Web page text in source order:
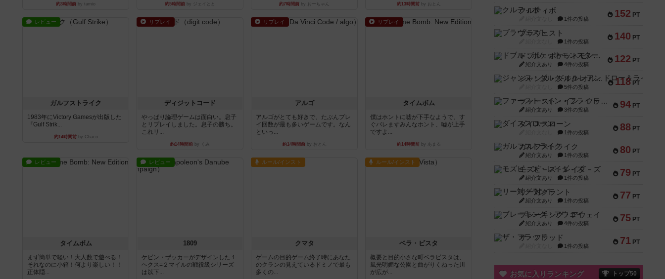
約3時間前 by tamio 約5時間前 by ジェイとと 約7時間前 by おーちゃん 約13時間前by おとん
レビュー
ガルフストライク
1983年にVictory Gamesが出版した
『Gulf Strik...
約14時間前by Chaco
リプレイ
ディジットコード
やっぱり論理ゲームは面白い。息子
とリプレイしました。息子の勝ち。
これリ...
約14時間前 by くみ
リプレイ
アルゴ
アルゴがとても好きで、たぶんプレ
イ回数が最も多いゲームです。なん
といっ...
約14時間前by おとん
リプレイ
タイムボム
僕はホントに嘘が下手なようで、す
ぐバレますみんなホント、嘘が上手
ですよ...
約14時間前by あまる
レビュー
タイムボム
まず簡単で軽い！大人数で遊べる！
それなのに小箱！何より楽しい！！
正体隠...
レビュー
1809
ケビン・ザッカーがデザインした１
ヘクス=２マイルの戦役級シリーズ
は以下...
ルール/インスト
クマタ
ゲームの目的ゲーム終了時にあなた
のクランの見えているドミノで最も
多くの...
ルール/インスト
ベラ・ビスタ
概要と目的小さな町ベラビスタは、
風光明媚な公園と曲がりくねった川
が広が...
152 PT
クルティボ
1件の投稿
140 PT
ブラヴェスト
1件の投稿
122 PT
ドブル：ポケットモンスター
紹介文あり 4件の投稿
118 PT
ジャンヌ・ダルク-オルレアン ドロー＆ライト
5件の投稿
94 PT
ファースト・イン・フライト
紹介文あり 3件の投稿
88 PT
ダイススローン
1件の投稿
80 PT
ガルフストライク
紹介文あり 1件の投稿
79 PT
モズビ－ズ・レイダ－ズ
紹介文あり 1件の投稿
77 PT
リー対グラント
紹介文あり 1件の投稿
75 PT
ブレーキング・アウェイ
紹介文あり 4件の投稿
71 PT
ザ・フラッド
1件の投稿
お気に入りランキング トップ50